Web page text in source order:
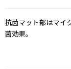
抗菌マット部はマイ
菌効果。